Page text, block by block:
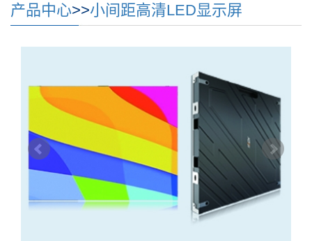
产品中心>>小间距高清LED显示屏